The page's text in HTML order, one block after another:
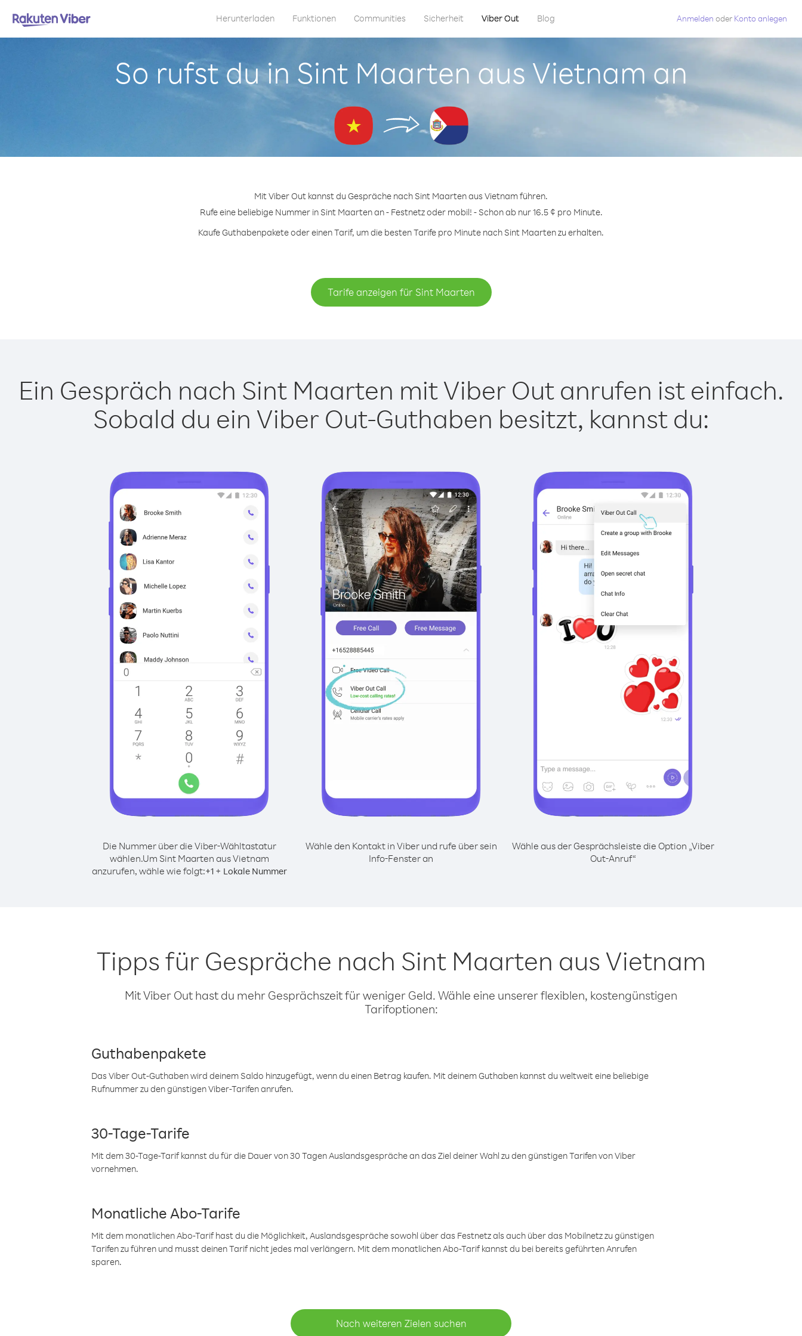
Herunterladen Funktionen Communities Sicherheit Viber Out Blog Anmelden oder Konto anlegen
So rufst du in Sint Maarten aus Vietnam an
Mit Viber Out kannst du Gespräche nach Sint Maarten aus Vietnam führen.
Rufe eine beliebige Nummer in Sint Maarten an - Festnetz oder mobil! - Schon ab nur 16.5 ¢ pro Minute.
Kaufe Guthabenpakete oder einen Tarif, um die besten Tarife pro Minute nach Sint Maarten zu erhalten.
Tarife anzeigen für Sint Maarten
Ein Gespräch nach Sint Maarten mit Viber Out anrufen ist einfach.
Sobald du ein Viber Out-Guthaben besitzt, kannst du:
Die Nummer über die Viber-Wähltastatur
wählen.Um Sint Maarten aus Vietnam
anzurufen, wähle wie folgt:+1+ Lokale Nummer
Wähle den Kontakt in Viber und rufe über sein
Info-Fenster an
Wähle aus der Gesprächsleiste die Option „Viber
Out-Anruf“
Tipps für Gespräche nach Sint Maarten aus Vietnam
Mit Viber Out hast du mehr Gesprächszeit für weniger Geld. Wähle eine unserer flexiblen, kostengünstigen
Tarifoptionen:
Guthabenpakete
Das Viber Out-Guthaben wird deinem Saldo hinzugefügt, wenn du einen Betrag kaufen. Mit deinem Guthaben kannst du weltweit eine beliebige
Rufnummer zu den günstigen Viber-Tarifen anrufen.
30-Tage-Tarife
Mit dem 30-Tage-Tarif kannst du für die Dauer von 30 Tagen Auslandsgespräche an das Ziel deiner Wahl zu den günstigen Tarifen von Viber
vornehmen.
Monatliche Abo-Tarife
Mit dem monatlichen Abo-Tarif hast du die Möglichkeit, Auslandsgespräche sowohl über das Festnetz als auch über das Mobilnetz zu günstigen
Tarifen zu führen und musst deinen Tarif nicht jedes mal verlängern. Mit dem monatlichen Abo-Tarif kannst du bei bereits geführten Anrufen
sparen.
Nach weiteren Zielen suchen